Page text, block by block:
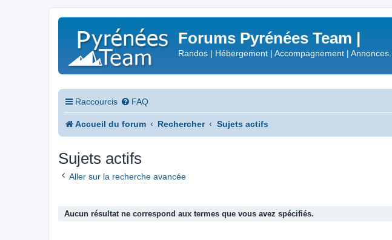
Forums Pyrénées Team |
Randos | Hébergement | Accompagnement | Annonces...
Raccourcis FAQ
Accueil du forum Rechercher Sujets actifs
Sujets actifs
Aller sur la recherche avancée
Aucun résultat ne correspond aux termes que vous avez spécifiés.